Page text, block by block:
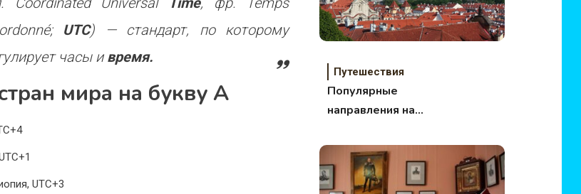
UTC) — стандарт, по которому
часы ивремя.
мира на букву А
UTC+3
Путешествия
Популярные
направления на